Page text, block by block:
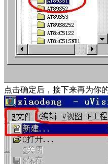
点击确定后，接下来再为你